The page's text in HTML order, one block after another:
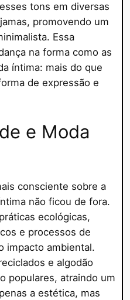
tons em diversas
promovendo um
Essa
na forma como as
íntima: mais do que
de expressão e
e Moda
consciente sobre a
não ficou de fora.
ecológicas,
e processos de
impacto ambiental.
e algodão
populares, atraindo um
a estética, mas